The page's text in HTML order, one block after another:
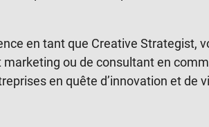
en tant que Creative Strategist,
ou de consultant en
en quête d’innovation et de